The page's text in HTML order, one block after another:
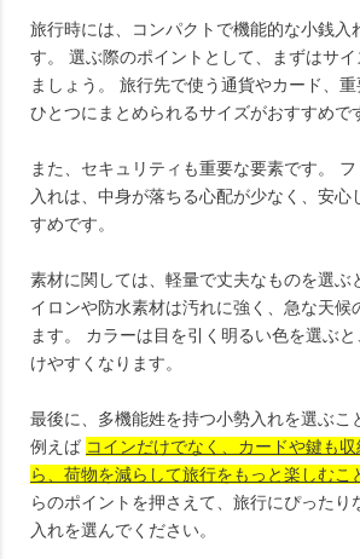
旅行時には、コンパクトで機能的な小銭入
す。 選ぶ際のポイントとして、まずはサ
ましょう。 旅行先で使う通貨やカード、
ひとつにまとめられるサイズがおすすめで
また、セキュリティも重要な要素です。
入れは、中身が落ちる心配が少なく、安心
すめです。
素材に関しては、軽量で丈夫なものを選ぶ
イロンや防水素材は汚れに強く、急な天候
ます。 カラーは目を引く明るい色を選ぶ
けやすくなります。
最後に、多機能姓を持つ小勢入れを選ぶこ
例えば コインだけでなく、カードや鍵も
ら、荷物を減らして旅行をもっと楽しむこ
らのポイントを押さえて、旅行にぴったり
入れを選んでください。